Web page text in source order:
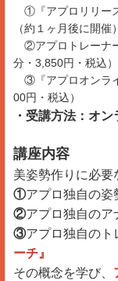
①『アプロリリー
（約１ヶ月後に開催
②アプロトレーナ
分・3,850円・税込）
③『アプロオンラ
00円・税込）
・受講方法：オン
講座内容
美姿勢作りに必要
①アプロ独自の姿
②アプロ独自のア
③アプロ独自のト
ーチ』
その概念を学び、